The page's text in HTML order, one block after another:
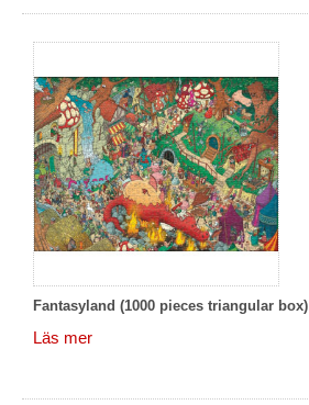
Fantasyland (1000 pieces triangular box)
Läs mer